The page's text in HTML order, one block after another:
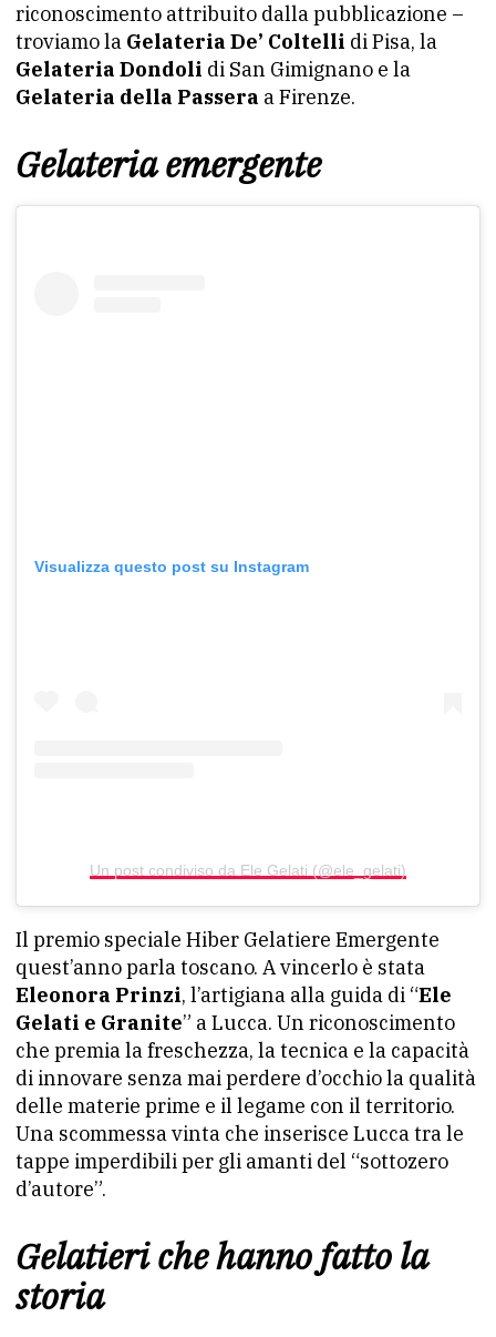
riconoscimento attribuito dalla pubblicazione –
troviamo la Gelateria De’ Coltelli di Pisa, la
Gelateria Dondoli di San Gimignano e la
Gelateria della Passera a Firenze.
Gelateria emergente
Visualizza questo post su Instagram
Un post condiviso da Ele Gelati (@ele_gelati)
Il premio speciale Hiber Gelatiere Emergente
quest’anno parla toscano. A vincerlo è stata
Eleonora Prinzi, l’artigiana alla guida di “Ele
Gelati e Granite” a Lucca. Un riconoscimento
che premia la freschezza, la tecnica e la capacità
di innovare senza mai perdere d’occhio la qualità
delle materie prime e il legame con il territorio.
Una scommessa vinta che inserisce Lucca tra le
tappe imperdibili per gli amanti del “sottozero
d’autore”.
Gelatieri che hanno fatto la
storia